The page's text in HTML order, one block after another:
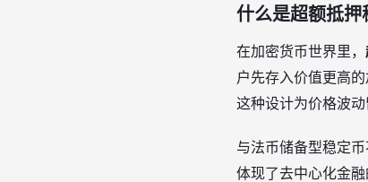
什么是超额抵押
在加密货币世界里，
户先存入价值更高
这种设计为价格波
与法币储备型稳定币
体现了去中心化金融